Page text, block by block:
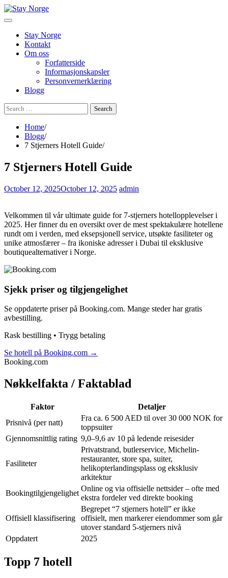
Skip
to
Stay Norge
Kontakt
Om oss
Forfatterside
Informasjonskapsler
Personvernerklæring
Blogg
Search
for:
Home
Blogg
7 Stjerners Hotell Guide
7 Stjerners Hotell Guide
October 12, 2025October 12, 2025 admin
Velkommen til vår ultimate guide for 7-stjerners hotellopplevelser i
2025. Her finner du en oversikt over de mest spektakulære hotellene
rundt om i verden, med eksepsjonell service, utsøkte fasiliteter og
unike atmosfærer – fra ikoniske adresser i Dubai til eksklusive
boutiquealternativer i Norge.
Sjekk priser og tilgjengelighet
Se oppdaterte priser på Booking.com. Mange steder har gratis
avbestilling.
Rask bestilling • Trygg betaling
Se hotell på Booking.com →
Booking.com
Nøkkelfakta / Faktablad
Faktor
Detaljer
Prisnivå (per natt)
Fra ca. 6 500 AED til over 30 000 NOK for
toppsuiter
Gjennomsnittlig rating 9,0–9,6 av 10 på ledende reisesider
Fasiliteter
Privatstrand, butlerservice, Michelin-
restauranter, store spa, suiter,
helikopterlandingsplass og eksklusiv
arkitektur
Bookingtilgjengelighet
Online og via offisielle nettsider – ofte med
ekstra fordeler ved direkte booking
Offisiell klassifisering
Begrepet “7 stjerners hotell” er ikke
offisielt, men markerer eiendommer som går
utover standard 5-stjerners nivå
Oppdatert
2025
Topp 7 hotell